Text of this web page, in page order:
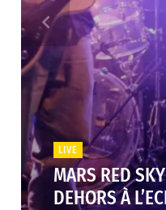
LIVE
MARS RED
DEHORS À